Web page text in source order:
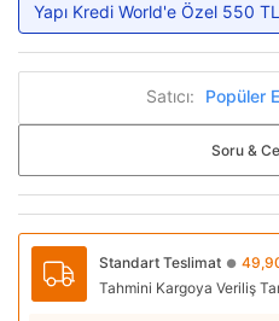
Yapı Kredi World'e Özel 550
Satıcı: Popüler
Soru &
Standart Teslimat ●
Tahmini Kargoya Veriliş